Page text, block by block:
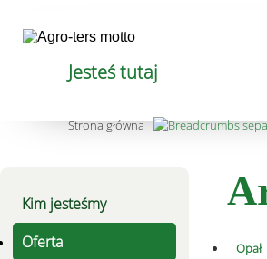
Jesteś tutaj
Strona główna
Kim jesteśmy
Oferta
Opał